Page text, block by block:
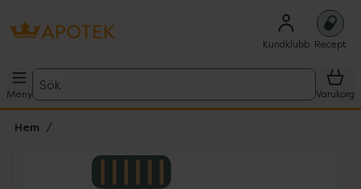
Kundklubb Recept
Meny
Sök
Varukorg
Hem
Lista: . Innehåller 1 objekt.